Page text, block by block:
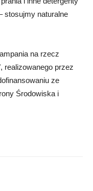
stosujmy naturalne
na rzecz
realizowanego przez
ze
Środowiska i